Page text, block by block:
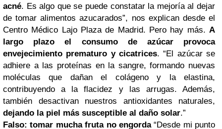
acné. Es algo que se puede constatar la mejoría al dejar
de tomar alimentos azucarados”, nos explican desde el
Centro Médico Lajo Plaza de Madrid. Pero hay más. A
largo plazo el consumo de azúcar provoca
envejecimiento prematuro y cicatrices. “El azúcar se
adhiere a las proteínas en la sangre, formando nuevas
moléculas que dañan el colágeno y la elastina,
contribuyendo a la flacidez y las arrugas. Además,
también desactivan nuestros antioxidantes naturales,
dejando la piel más susceptible al daño solar.”
Falso: tomar mucha fruta no engorda“Desde mi punto